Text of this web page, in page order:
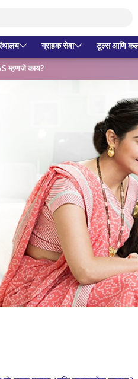
ग्राहक सेवा टूल्स आणि
म्हणजे काय?